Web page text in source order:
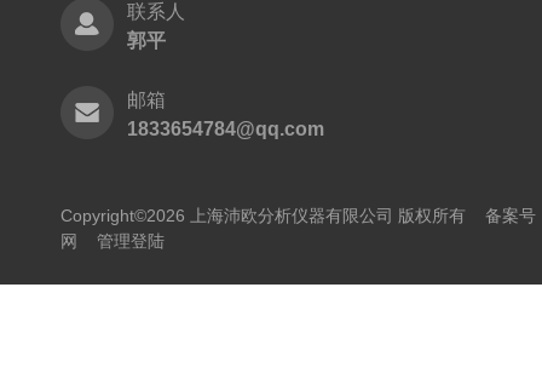
联系人
郭平
邮箱
1833654784@qq.com
Copyright©2026 上海沛欧分析仪器有限公司 版权所有 备案号
网
管理登陆